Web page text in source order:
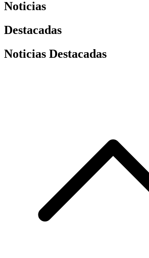
Noticias
Destacadas
Noticias Destacadas